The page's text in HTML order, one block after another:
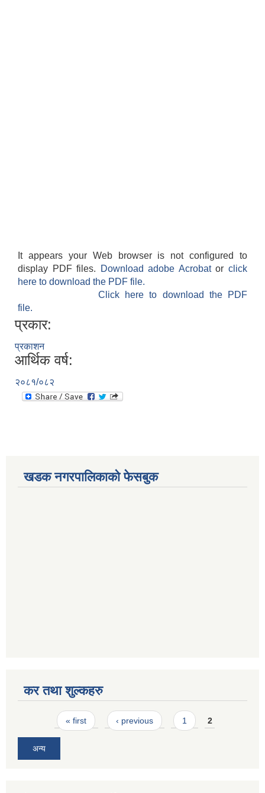
It appears your Web browser is not configured to
display PDF files.
Download adobe Acrobatorclick
here to download the PDF file.
Click here to download the PDF
file.
प्रकार:
प्रकाशन
आर्थिक वर्ष:
२०८१/०८२
खडक नगरपालिकाको फेसबुक
कर तथा शुल्कहरु
Pages« first ‹ previous 1 2
अन्य